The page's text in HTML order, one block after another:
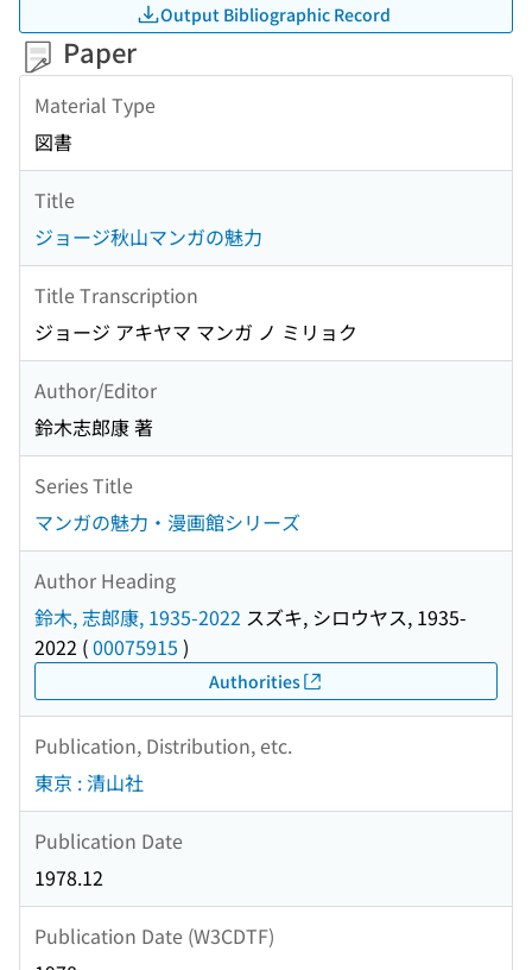
Output Bibliographic Record
Paper
Material Type
図書
Title
ジョージ秋山マンガの魅力
Title Transcription
ジョージ アキヤマ マンガ ノ ミリョク
Author/Editor
鈴木志郎康 著
Series Title
マンガの魅力・漫画館シリーズ
Author Heading
鈴木, 志郎康, 1935-2022 スズキ, シロウヤス, 1935-
2022 (00075915 )
Authorities
Publication, Distribution, etc.
東京 : 清山社
Publication Date
1978.12
Publication Date (W3CDTF)